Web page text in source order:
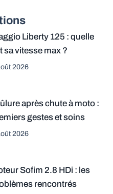
Liberty 125 : quelle
sa vitesse max ?
2026
après chute à moto :
gestes et soins
2026
Sofim 2.8 HDi : les
rencontrés